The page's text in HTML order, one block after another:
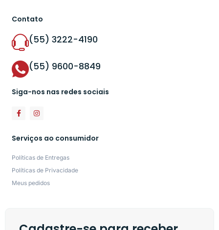
Contato
(55) 3222-4190
(55) 9600-8849
Siga-nos nas redes sociais
Serviços ao consumidor
Políticas de Entregas
Políticas de Privacidade
Meus pedidos